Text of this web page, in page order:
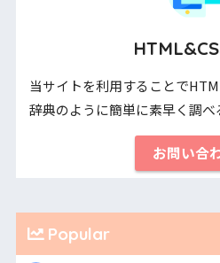
当サイトを利用することで
辞典のように簡単に素早く調べ
お問い合
Popular